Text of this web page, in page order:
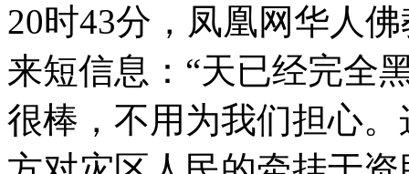
20时43分，凤凰网华人
来短信息：“天已经完全
很棒，不用为我们担心